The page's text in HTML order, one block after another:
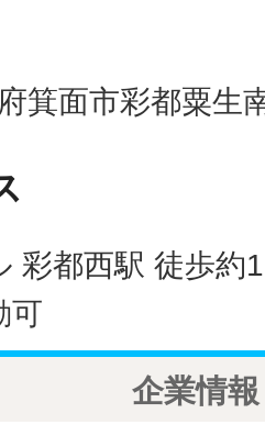
箕面市彩都粟生
彩都西駅 徒歩約
可
企業情報